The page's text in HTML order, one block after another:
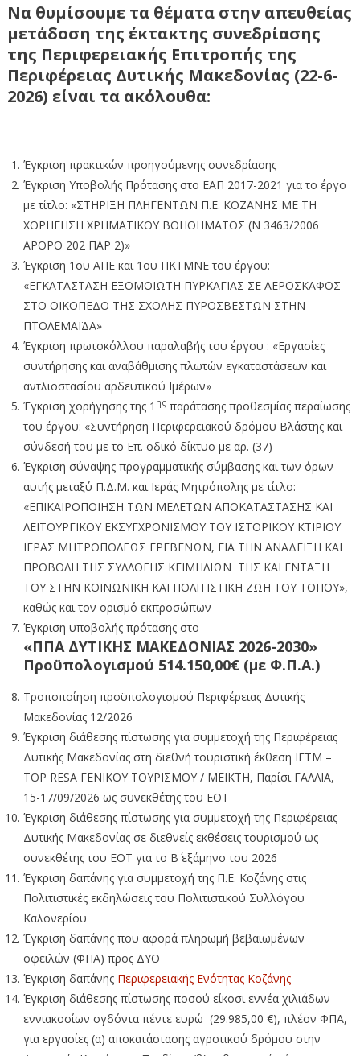
Να θυμίσουμε τα θέματα στην απευθείας
μετάδοση της έκτακτης συνεδρίασης
της Περιφερειακής Επιτροπής της
Περιφέρειας Δυτικής Μακεδονίας (22-6-
2026) είναι τα ακόλουθα:
Έγκριση πρακτικών προηγούμενης συνεδρίασης
Έγκριση Υποβολής Πρότασης στο ΕΑΠ 2017-2021 για το έργο
με τίτλο: «ΣΤΗΡΙΞΗ ΠΛΗΓΕΝΤΩΝ Π.Ε. ΚΟΖΑΝΗΣ ΜΕ ΤΗ
ΧΟΡΗΓΗΣΗ ΧΡΗΜΑΤΙΚΟΥ ΒΟΗΘΗΜΑΤΟΣ (Ν 3463/2006
ΑΡΘΡΟ 202 ΠΑΡ 2)»
Έγκριση 1ου ΑΠΕ και 1ου ΠΚΤΜΝΕ του έργου:
«ΕΓΚΑΤΑΣΤΑΣΗ ΕΞΟΜΟΙΩΤΗ ΠΥΡΚΑΓΙΑΣ ΣΕ ΑΕΡΟΣΚΑΦΟΣ
ΣΤΟ ΟΙΚΟΠΕΔΟ ΤΗΣ ΣΧΟΛΗΣ ΠΥΡΟΣΒΕΣΤΩΝ ΣΤΗΝ
ΠΤΟΛΕΜΑΪΔΑ»
Έγκριση πρωτοκόλλου παραλαβής του έργου : «Εργασίες
συντήρησης και αναβάθμισης πλωτών εγκαταστάσεων και
αντλιοστασίου αρδευτικού Ιμέρων»
Έγκριση χορήγησης της 1 ης παράτασης προθεσμίας περαίωσης
του έργου: «Συντήρηση Περιφερειακού δρόμου Βλάστης και
σύνδεσή του με το Επ. οδικό δίκτυο με αρ. (37)
Έγκριση σύναψης προγραμματικής σύμβασης και των όρων
αυτής μεταξύ Π.Δ.Μ. και Ιεράς Μητρόπολης με τίτλο:
«ΕΠΙΚΑΙΡΟΠΟΙΗΣΗ ΤΩΝ ΜΕΛΕΤΩΝ ΑΠΟΚΑΤΑΣΤΑΣΗΣ ΚΑΙ
ΛΕΙΤΟΥΡΓΙΚΟΥ ΕΚΣΥΓΧΡΟΝΙΣΜΟΥ ΤΟΥ ΙΣΤΟΡΙΚΟΥ ΚΤΙΡΙΟΥ
ΙΕΡΑΣ ΜΗΤΡΟΠΟΛΕΩΣ ΓΡΕΒΕΝΩΝ, ΓΙΑ ΤΗΝ ΑΝΑΔΕΙΞΗ ΚΑΙ
ΠΡΟΒΟΛΗ ΤΗΣ ΣΥΛΛΟΓΗΣ ΚΕΙΜΗΛΙΩΝ ΤΗΣ ΚΑΙ ΕΝΤΑΞΗ
ΤΟΥ ΣΤΗΝ ΚΟΙΝΩΝΙΚΗ ΚΑΙ ΠΟΛΙΤΙΣΤΙΚΗ ΖΩΗ ΤΟΥ ΤΟΠΟΥ»,
καθώς και τον ορισμό εκπροσώπων
Έγκριση υποβολής πρότασης στο
«ΠΠΑ ΔΥΤΙΚΗΣ ΜΑΚΕΔΟΝΙΑΣ 2026-2030»
Προϋπολογισμού 514.150,00€ (με Φ.Π.Α.)
Τροποποίηση προϋπολογισμού Περιφέρειας Δυτικής
Μακεδονίας 12/2026
Έγκριση διάθεσης πίστωσης για συμμετοχή της Περιφέρειας
Δυτικής Μακεδονίας στη διεθνή τουριστική έκθεση IFTM –
TOP RESA ΓΕΝΙΚΟΥ ΤΟΥΡΙΣΜΟΥ / ΜΕΙΚΤΗ, Παρίσι ΓΑΛΛΙΑ,
15-17/09/2026 ως συνεκθέτης του ΕΟΤ
Έγκριση διάθεσης πίστωσης για συμμετοχή της Περιφέρειας
Δυτικής Μακεδονίας σε διεθνείς εκθέσεις τουρισμού ως
συνεκθέτης του ΕΟΤ για το Β΄ εξάμηνο του 2026
Έγκριση δαπάνης για συμμετοχή της Π.Ε. Κοζάνης στις
Πολιτιστικές εκδηλώσεις του Πολιτιστικού Συλλόγου
Καλονερίου
Έγκριση δαπάνης που αφορά πληρωμή βεβαιωμένων
οφειλών (ΦΠΑ) προς ΔΥΟ
Έγκριση δαπάνης Περιφερειακής Ενότητας Κοζάνης
Έγκριση διάθεσης πίστωσης ποσού είκοσι εννέα χιλιάδων
εννιακοσίων ογδόντα πέντε ευρώ (29.985,00 €), πλέον ΦΠΑ,
για εργασίες (α) αποκατάστασης αγροτικού δρόμου στην